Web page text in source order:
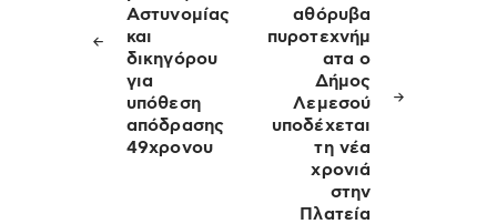
Αστυνομίας
και
δικηγόρου
για
υπόθεση
απόδρασης
49χρονου
αθόρυβα
πυροτεχνήμ
ατα ο
Δήμος
Λεμεσού
υποδέχεται
τη νέα
χρονιά
στην
Πλατεία